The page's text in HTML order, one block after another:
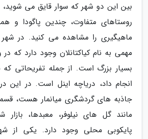
بین این دو شهر که سوار قایق می شوید،
روستاهای متفاوت، چندین پاگودا و
ماهیگیری را مشاهده می کنید. در شهر
مهمی به نام کیاکتانلان وجود دارد که
بسیار بزرگ است. از جمله تفریحاتی که
انجام داد، دریاچه اینل است. در این
جاذبه های گردشگری میانمار هست،
مانند گل های نیلوفر، معبدها،
پایکوبی محلی وجود دارد. یکی از